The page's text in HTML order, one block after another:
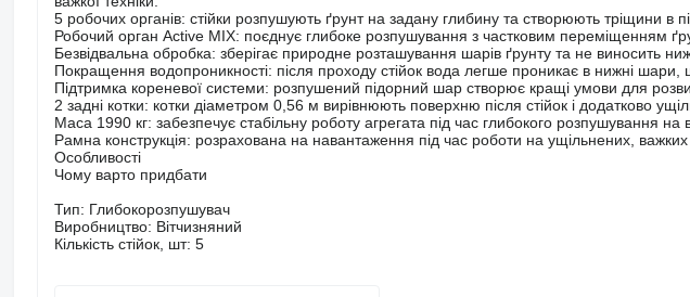
5 робочих органів: стійки розпушують ґрунт на задану глибину та створюють тріщини в
Робочий орган Active MIX: поєднує глибоке розпушування з частковим переміщенням
Безвідвальна обробка: зберігає природне розташування шарів ґрунту та не виносить
Покращення водопроникності: після проходу стійок вода легше проникає в нижні
Підтримка кореневої системи: розпушений підорний шар створює кращі умови для
2 задні котки: котки діаметром 0,56 м вирівнюють поверхню після стійок і додатково
Маса 1990 кг: забезпечує стабільну роботу агрегата під час глибокого розпушування на
Рамна конструкція: розрахована на навантаження під час роботи на ущільнених,
Особливості
Чому варто придбати
Тип: Глибокорозпушувач
Виробництво: Вітчизняний
Кількість стійок, шт: 5